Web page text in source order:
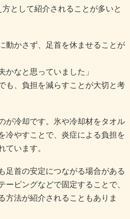
として紹介されることが多いと
動かさず、足首を休ませることが
かなと思っていました」
も、負担を減らすことが大切と考
が冷却です。氷や冷却材をタオル
冷やすことで、炎症による負担を
ています。
足首の安定につながる場合がある
ーピングなどで固定することで、
方法が紹介されることもありま